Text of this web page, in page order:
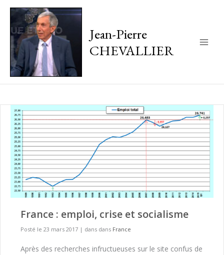
Jean-Pierre
CHEVALLIER
France : emploi, crise et socialisme
Posté le 23 mars 2017 | dans dans France
Après des recherches infructueuses sur le site confus de